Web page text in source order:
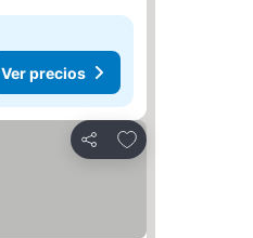
Ver precios
Compartir
Añadir a favoritos